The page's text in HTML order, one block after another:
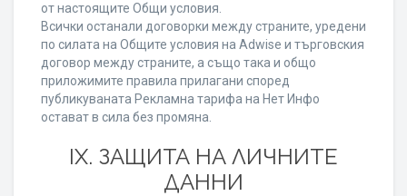
от настоящите Общи условия.
Всички останали договорки между страните, уредени
по силата на Общите условия на Adwise и търговския
договор между страните, а също така и общо
приложимите правила прилагани според
публикуваната Рекламна тарифа на Нет Инфо
остават в сила без промяна.
IХ. ЗАЩИТА НА ЛИЧНИТЕ
ДАННИ